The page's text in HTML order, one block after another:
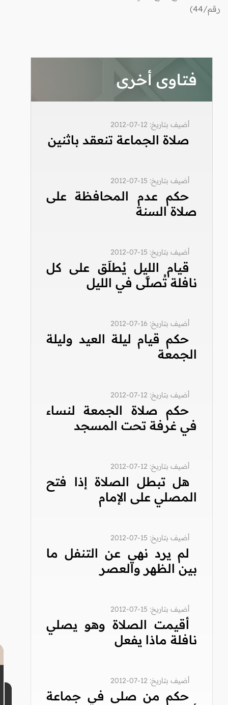
رقم/44)
فتاوى أخرى
أضيف بتاريخ: 12-07-2012
صلاة الجماعة تنعقد باثنين
أضيف بتاريخ: 15-07-2012
حكم عدم المحافظة على
صلاة السنة
أضيف بتاريخ: 15-07-2012
قيام الليل يُطلَق على كل
نافلة تُصلَّى في الليل
أضيف بتاريخ: 16-07-2012
حكم قيام ليلة العيد وليلة
الجمعة
أضيف بتاريخ: 12-07-2012
حكم صلاة الجمعة لنساء
في غرفة تحت المسجد
أضيف بتاريخ: 12-07-2012
هل تبطل الصلاة إذا فتح
المصلي على الإمام
أضيف بتاريخ: 15-07-2012
لم يرد نهي عن التنفل ما
بين الظهر والعصر
أضيف بتاريخ: 15-07-2012
أقيمت الصلاة وهو يصلي
نافلة ماذا يفعل
أضيف بتاريخ: 12-07-2012
حكم من صلى في جماعة